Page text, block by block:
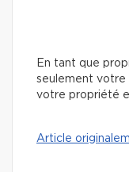
En tant que
seulement votre
votre propriété
Article